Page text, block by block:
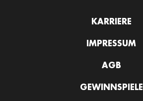
KARRIERE
IMPRESSUM
AGB
GEWINNSPIELE